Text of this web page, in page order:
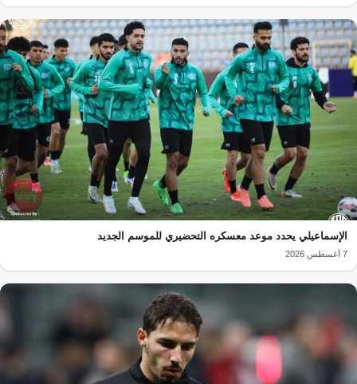
الإسماعيلي يحدد موعد معسكره التحضيري للموسم الجديد
7 أغسطس 2026